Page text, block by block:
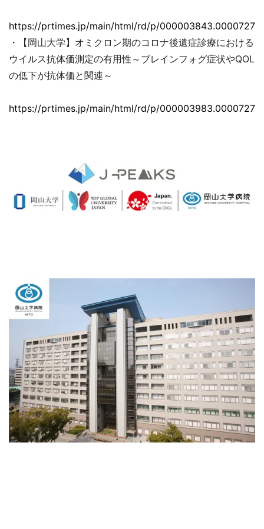
https://prtimes.jp/main/html/rd/p/
・【岡山大学】オミクロン期のコロナ後遺症診療における
ウイルス抗体価測定の有用性～ブレインフォグ症状やQOL
の低下が抗体価と関連～
https://prtimes.jp/main/html/rd/p/